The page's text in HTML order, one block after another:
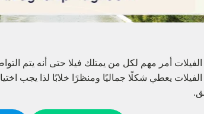
أمر مهم لكل من يمتلك فيلا حتى أنه يتم
يعطي شكلًا جماليًا ومنظرًا خلابًا لذا يجب